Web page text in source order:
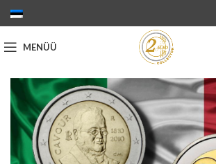
MENÜÜ